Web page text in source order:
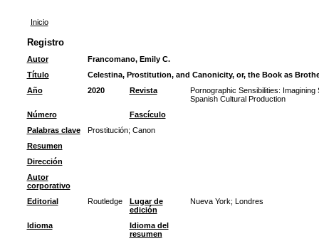
Inicio
Registro
Autor
Francomano, Emily C.
Título
Celestina, Prostitution, and Canonicity, or, the Book as
Año
2020 Revista
Pornographic Sensibilities:
Spanish Cultural Production
Número
Fascículo
Palabras clave
Prostitución; Canon
Resumen
Dirección
Autor
corporativo
Editorial
Routledge
Lugar de
edición
Nueva York; Londres
Idioma
Idioma del
resumen